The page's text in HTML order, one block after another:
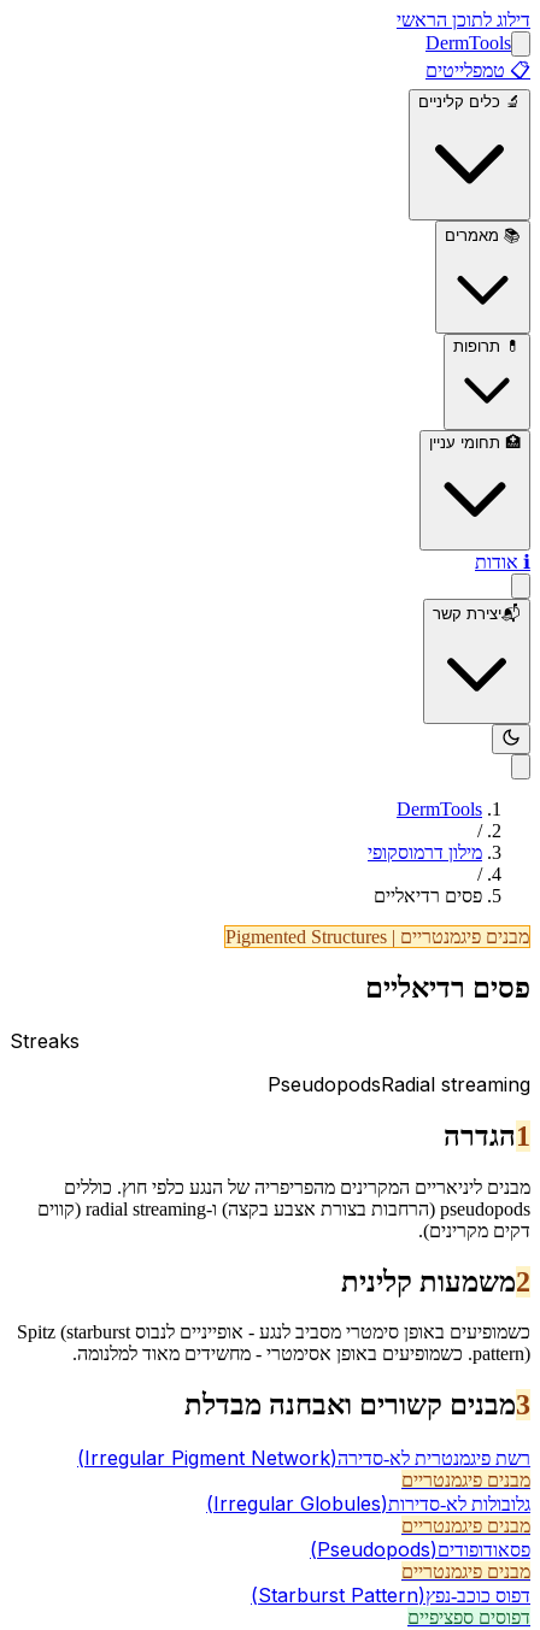
דילוג לתוכן הראשי
DermTools
📋 טמפלייטים
🔬 כלים קליניים
📚 מאמרים
💊 תרופות
🏥 תחומי עניין
ℹ️ אודות
📬יצירת קשר
DermTools
/
מילון דרמוסקופי
/
פסים רדיאליים
מבנים פיגמנטריים |
Pigmented Structures
פסים רדיאליים
Streaks
Radial streaming
Pseudopods
1הגדרה
מבנים ליניאריים המקרינים מהפריפריה של הנגע כלפי חוץ. כוללים
pseudopods (הרחבות בצורת אצבע בקצה) ו-radial streaming (קווים
דקים מקרינים).
2משמעות קלינית
כשמופיעים באופן סימטרי מסביב לנגע - אופייניים לנבוס Spitz (starburst
pattern). כשמופיעים באופן אסימטרי - מחשידים מאוד למלנומה.
3מבנים קשורים ואבחנה מבדלת
רשת פיגמנטרית לא-סדירה (Irregular Pigment Network)
מבנים פיגמנטריים
גלובולות לא-סדירות
(Irregular Globules)
מבנים פיגמנטריים
פסאודופודים
(Pseudopods)
מבנים פיגמנטריים
דפוס כוכב-נפץ
(Starburst Pattern)
דפוסים ספציפיים